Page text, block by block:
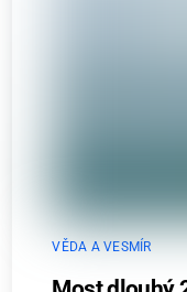
VĚDA A VESMÍR